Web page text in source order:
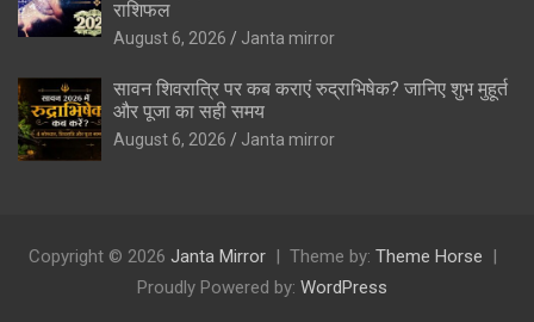
राशिफल
August 6, 2026 Janta mirror
सावन शिवरात्रि पर कब कराएं रुद्राभिषेक? जानिए शुभ मुहूर्त
और पूजा का सही समय
August 6, 2026 Janta mirror
Copyright © 2026 Janta Mirror Theme by: Theme Horse
Proudly Powered by: WordPress